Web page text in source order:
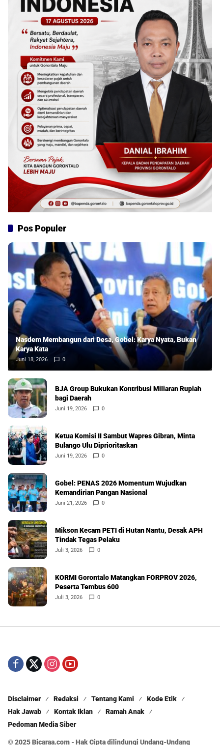
Pos Populer
Nasdem Membangun dari Desa, Gobel: Karya Nyata, Bukan
Karya Kata
Juni 18, 2026 0
BJA Group Bukukan Kontribusi Miliaran Rupiah
bagi Daerah
Juni 19, 2026 0
Ketua Komisi II Sambut Wapres Gibran, Minta
Bulango Ulu Diprioritaskan
Juni 19, 2026 0
Gobel: PENAS 2026 Momentum Wujudkan
Kemandirian Pangan Nasional
Juni 21, 2026 0
Mikson Kecam PETI di Hutan Nantu, Desak APH
Tindak Tegas Pelaku
Juli 3, 2026 0
KORMI Gorontalo Matangkan FORPROV 2026,
Peserta Tembus 600
Juli 3, 2026 0
Disclaimer Redaksi Tentang Kami
Kode Etik
Hak Jawab
Kontak Iklan
Ramah Anak
Pedoman Media Siber
© 2025 Bicaraa.com - Hak Cipta dilindungi Undang-Undang